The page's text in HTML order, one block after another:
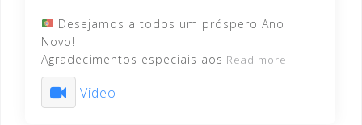
Desejamos a todos um próspero Ano
Novo!
Agradecimentos especiais aos Read more
Video